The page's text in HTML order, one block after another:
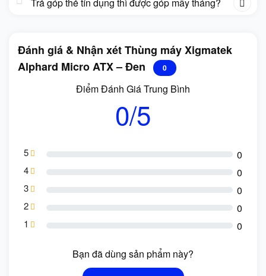
Trả góp thẻ tín dụng thì được góp mấy tháng?
Đánh giá & Nhận xét Thùng máy Xigmatek
Alphard Micro ATX – Đen
0
Điểm Đánh Giá Trung Bình
0/5
5 0
4 0
3 0
2 0
1 0
Bạn đã dùng sản phẩm này?